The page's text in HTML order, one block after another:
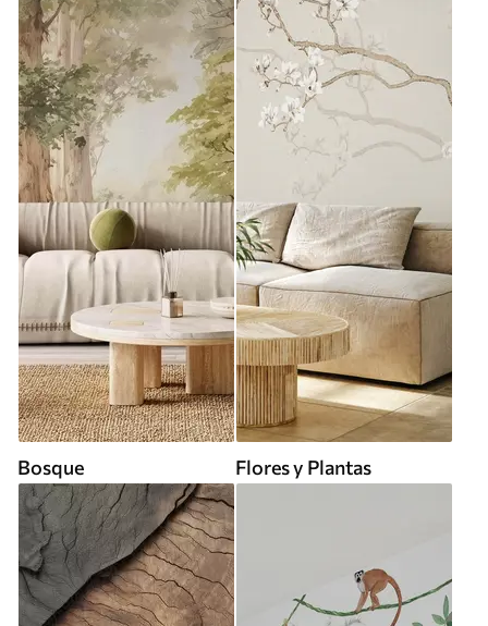
Bosque Flores y Plantas